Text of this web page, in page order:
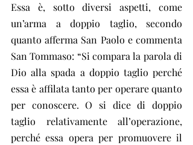
Essa è, sotto diversi aspetti, come
un’arma a doppio taglio, secondo
quanto afferma San Paolo e commenta
San Tommaso: “Si compara la parola di
Dio alla spada a doppio taglio perché
essa è affilata tanto per operare quanto
per conoscere. O si dice di doppio
taglio relativamente all’operazione,
perché essa opera per promuovere il